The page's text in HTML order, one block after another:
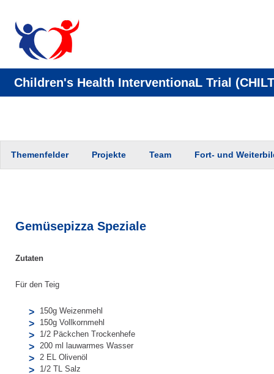
Children's Health InterventionaL Trial
Themenfelder Projekte Team Fort- und
Gemüsepizza Speziale
Zutaten
Für den Teig
150g Weizenmehl
150g Vollkornmehl
1/2 Päckchen Trockenhefe
200 ml lauwarmes Wasser
2 EL Olivenöl
1/2 TL Salz